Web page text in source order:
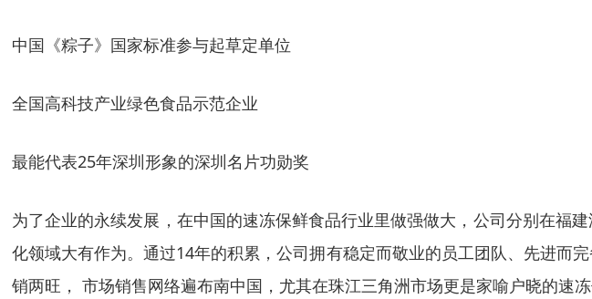
中国《粽子》国家标准参与起草定单位
全国高科技产业绿色食品示范企业
最能代表25年深圳形象的深圳名片功勋奖
为了企业的永续发展，在中国的速冻保鲜食品行业里做强做大，公司分别在福
化领域大有作为。通过14年的积累，公司拥有稳定而敬业的员工团队、先进而
销两旺， 市场销售网络遍布南中国，尤其在珠江三角洲市场更是家喻户晓的速冻